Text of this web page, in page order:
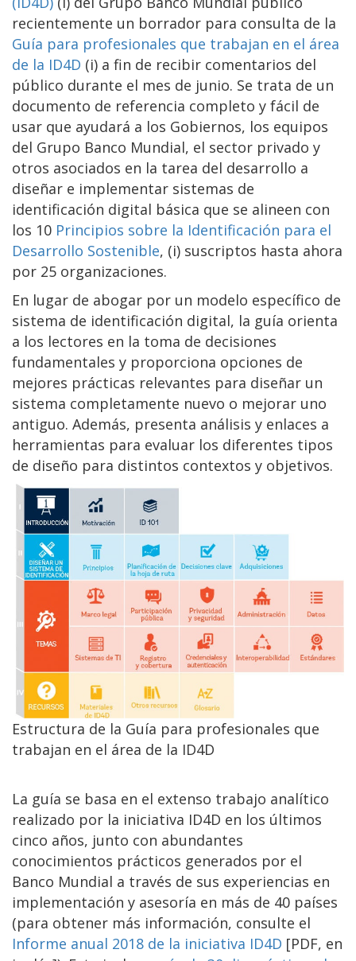
recientemente un borrador para consulta de la
Guía para profesionales que trabajan en el área
de la ID4D (i) a fin de recibir comentarios del
público durante el mes de junio. Se trata de un
documento de referencia completo y fácil de
usar que ayudará a los Gobiernos, los equipos
del Grupo Banco Mundial, el sector privado y
otros asociados en la tarea del desarrollo a
diseñar e implementar sistemas de
identificación digital básica que se alineen con
los 10 Principios sobre la Identificación para el
Desarrollo Sostenible, (i) suscriptos hasta ahora
por 25 organizaciones.
En lugar de abogar por un modelo específico de
sistema de identificación digital, la guía orienta
a los lectores en la toma de decisiones
fundamentales y proporciona opciones de
mejores prácticas relevantes para diseñar un
sistema completamente nuevo o mejorar uno
antiguo. Además, presenta análisis y enlaces a
herramientas para evaluar los diferentes tipos
de diseño para distintos contextos y objetivos.
Estructura de la Guía para profesionales que
trabajan en el área de la ID4D
La guía se basa en el extenso trabajo analítico
realizado por la iniciativa ID4D en los últimos
cinco años, junto con abundantes
conocimientos prácticos generados por el
Banco Mundial a través de sus experiencias en
implementación y asesoría en más de 40 países
(para obtener más información, consulte el
Informe anual 2018 de la iniciativa ID4D [PDF, en